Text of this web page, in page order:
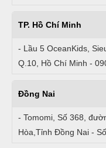
TP. Hồ Chí Minh
- Lầu 5 OceanKids,
Q.10, Hồ Chí Minh -
Đồng Nai
- Tomomi, Số 368,
Hòa,Tỉnh Đồng Nai -